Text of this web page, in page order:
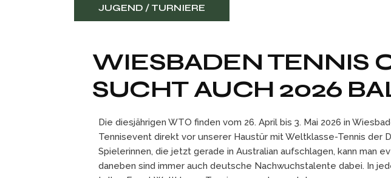
Sponsoring
Vereinsshop
JUGEND TURNIERE
WIESBADEN TENNIS
SUCHT AUCH 2026
Die diesjährigen WTO finden vom 26. April bis 3. Mai 2026 in
Tennisevent direkt vor unserer Haustür mit Weltklasse-Tennis der
Spielerinnen, die jetzt gerade in Australian aufschlagen, kann man
daneben sind immer auch deutsche Nachwuchstalente dabei. In